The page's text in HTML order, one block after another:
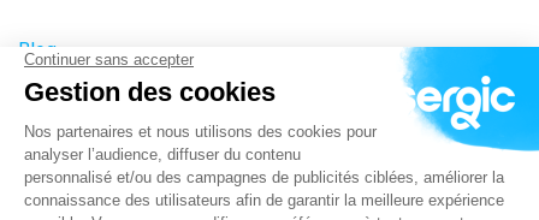
Blog
Nos tarifs
Plan du site
Informations cookies